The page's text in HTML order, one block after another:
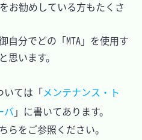
勧めしている方もたくさ
分でどの「MTA」を使用す
思います。
いては「メンテナンス・ト
バ 」に書いてあります。
をご参照ください。